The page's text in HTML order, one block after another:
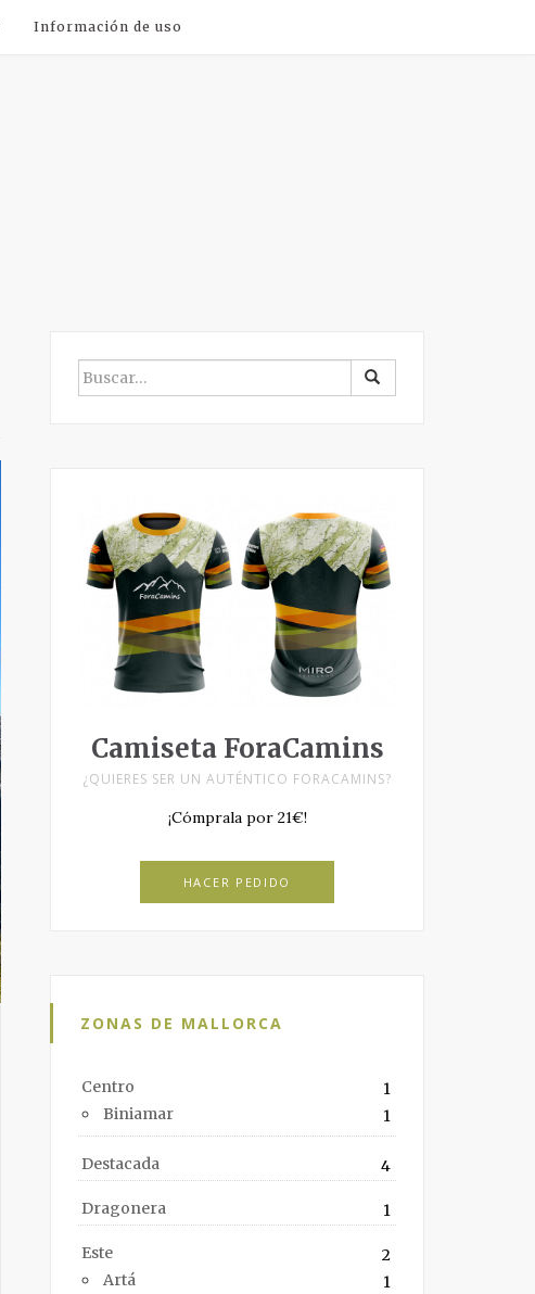
Información de uso
BUSCAR
POR:
Camiseta ForaCamins
¿QUIERES SER UN AUTÉNTICO FORACAMINS?
¡Cómprala por 21€!
HACER PEDIDO
ZONAS DE MALLORCA
Centro
1
Biniamar
1
Destacada 4
Dragonera 1
Este
2
Artá
1